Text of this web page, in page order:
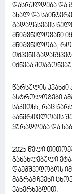
დასრულდება და
ახალ და
გადაფასების
მნიშვნელოვანი
მნიშვნელობა,
თქვენი
იქნება
წარსულის
ასტროლოგები
საკითხს, რაც
ჯანმრთელობის
ყურადღება და
2025 წელი
განახლებული
დაემშვიდობოს
მაგრამ ჩვენი
ვახერხებდით.